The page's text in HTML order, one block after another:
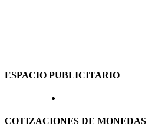
ESPACIO PUBLICITARIO
COTIZACIONES DE MONEDAS